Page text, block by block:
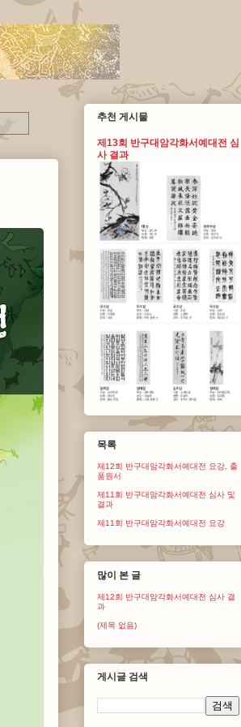
추천 게시물
제13회 반구대암각화서예대전 심
사 결과
목록
제12회 반구대암각화서예대전 요강, 출
품원서
제11회 반구대암각화서예대전 심사 및
결과
제11회 반구대암각화서예대전 요강
많이 본 글
제12회 반구대암각화서예대전 심사 결
과
(제목 없음)
게시글 검색